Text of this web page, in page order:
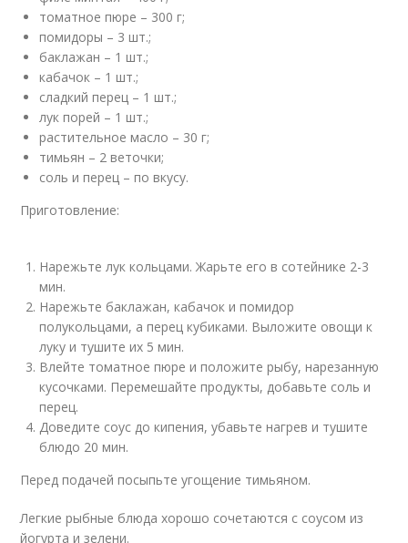
томатное пюре – 300 г;
помидоры – 3 шт.;
баклажан – 1 шт.;
кабачок – 1 шт.;
сладкий перец – 1 шт.;
лук порей – 1 шт.;
растительное масло – 30 г;
тимьян – 2 веточки;
соль и перец – по вкусу.
Приготовление:
Нарежьте лук кольцами. Жарьте его в сотейнике 2-3
мин.
Нарежьте баклажан, кабачок и помидор
полукольцами, а перец кубиками. Выложите овощи к
луку и тушите их 5 мин.
Влейте томатное пюре и положите рыбу, нарезанную
кусочками. Перемешайте продукты, добавьте соль и
перец.
Доведите соус до кипения, убавьте нагрев и тушите
блюдо 20 мин.
Перед подачей посыпьте угощение тимьяном.
Легкие рыбные блюда хорошо сочетаются с соусом из
йогурта и зелени.